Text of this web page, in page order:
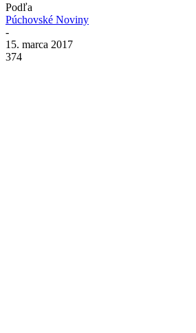
Podľa
Púchovské Noviny
-
15. marca 2017
374